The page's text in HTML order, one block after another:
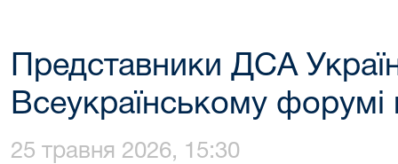
Представники ДСА
Всеукраїнському форумі
25 травня 2026, 15:30